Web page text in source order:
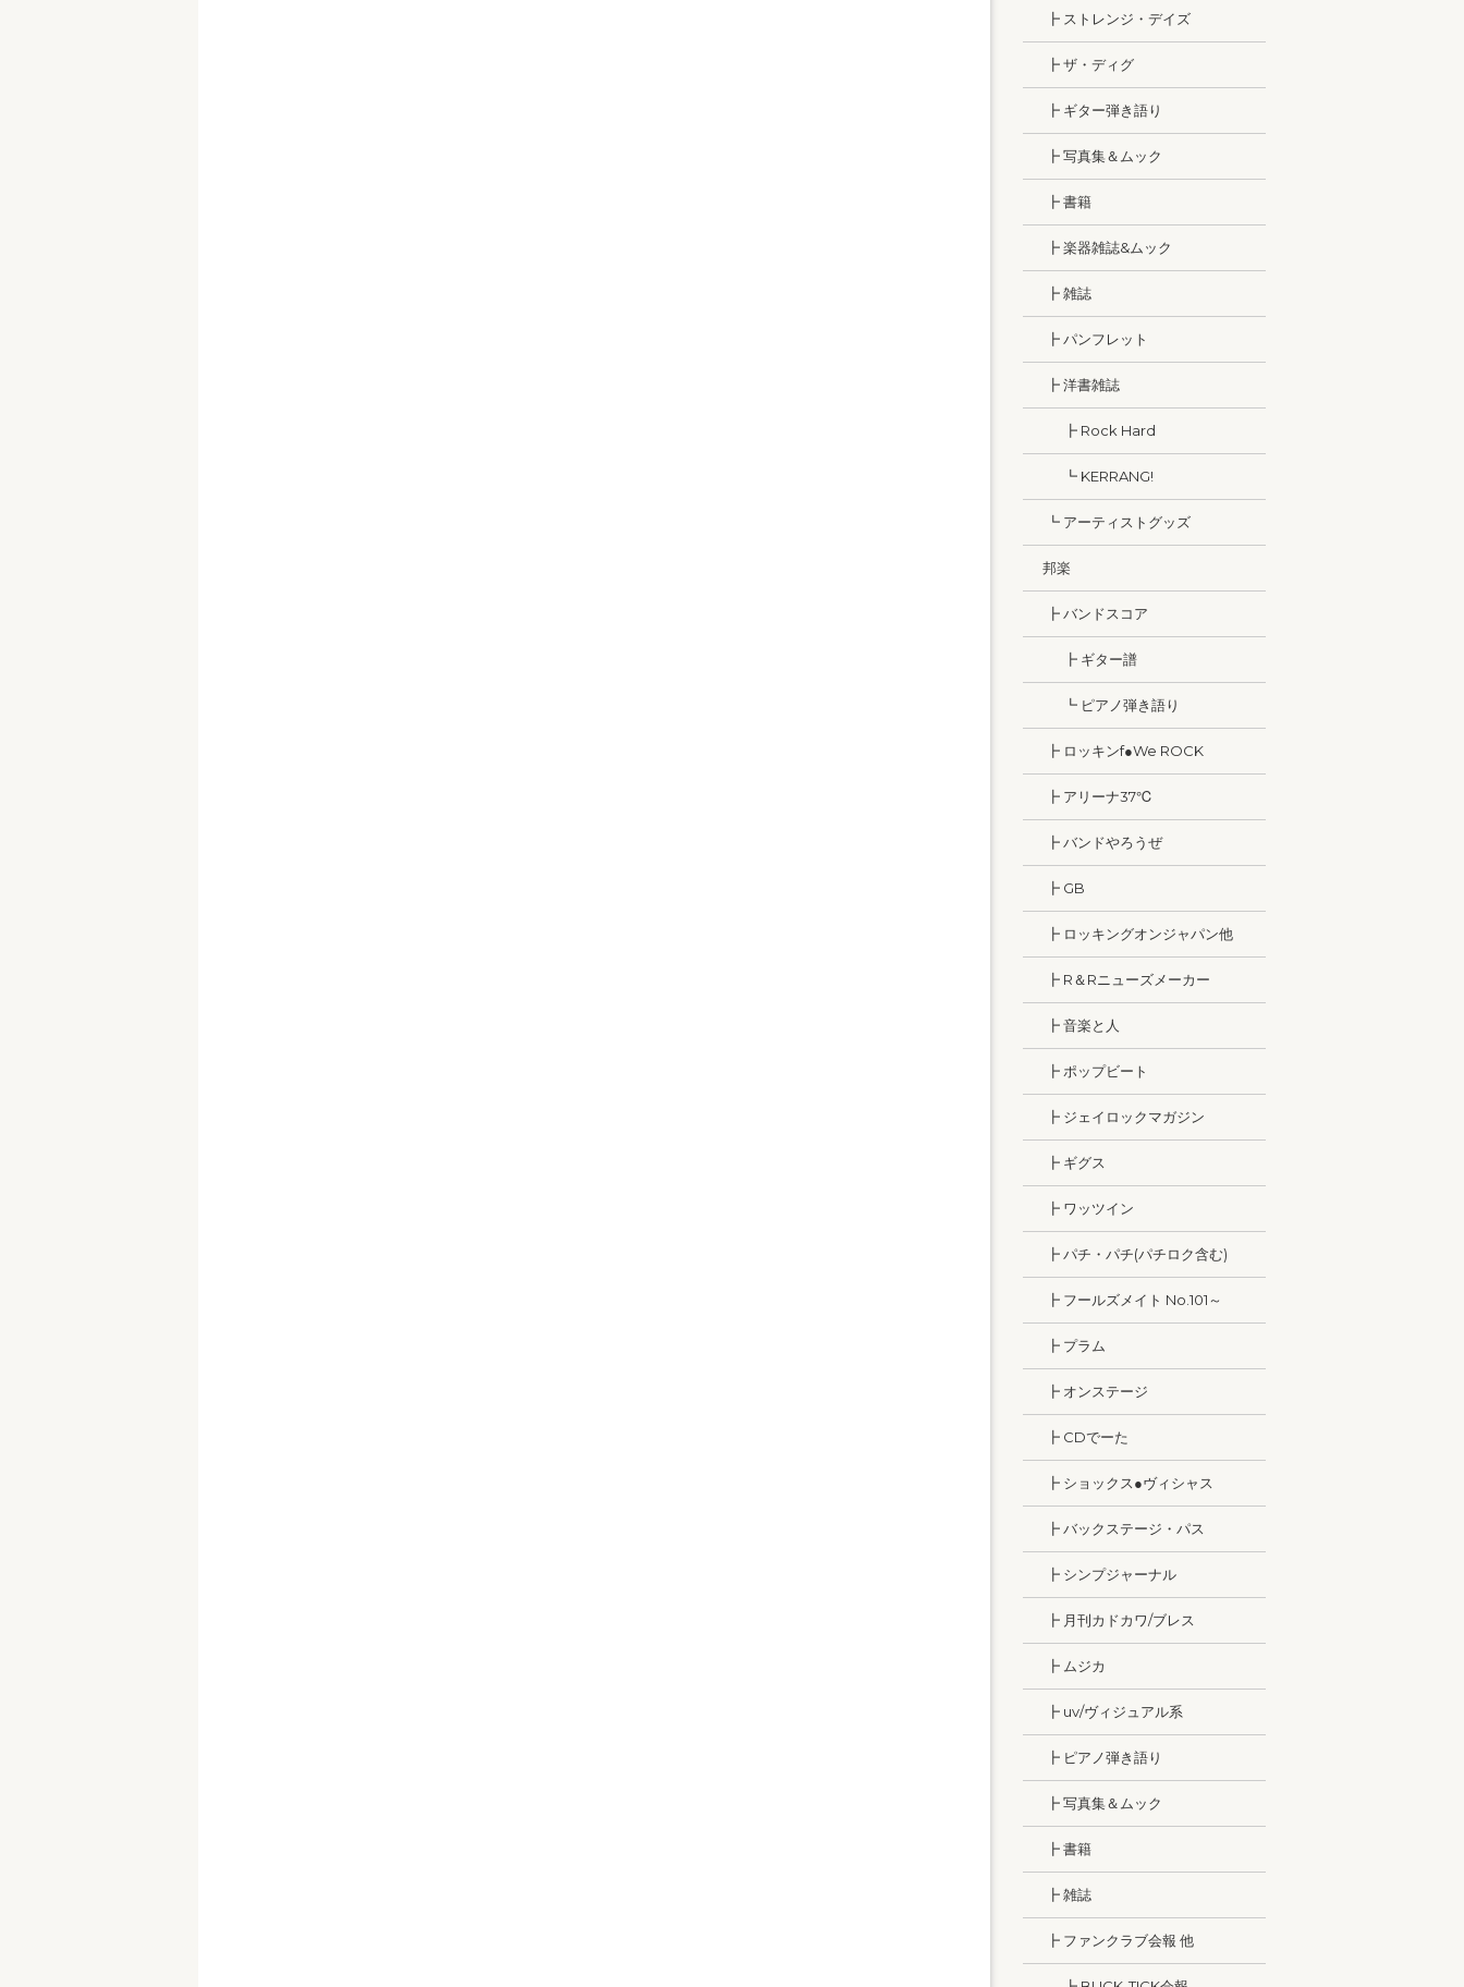
┣ ストレンジ・デイズ
┣ ザ・ディグ
┣ ギター弾き語り
┣ 写真集＆ムック
┣ 書籍
┣ 楽器雑誌&ムック
┣ 雑誌
┣ パンフレット
┣ 洋書雑誌
┣ Rock Hard
┗ KERRANG!
┗ アーティストグッズ
邦楽
┣ バンドスコア
┣ ギター譜
┗ ピアノ弾き語り
┣ ロッキンf●We ROCK
┣ アリーナ37℃
┣ バンドやろうぜ
┣ GB
┣ ロッキングオンジャパン他
┣ R＆Rニューズメーカー
┣ 音楽と人
┣ ポップビート
┣ ジェイロックマガジン
┣ ギグス
┣ ワッツイン
┣ パチ・パチ(パチロク含む)
┣ フールズメイト No.101～
┣ プラム
┣ オンステージ
┣ CDでーた
┣ ショックス●ヴィシャス
┣ バックステージ・パス
┣ シンプジャーナル
┣ 月刊カドカワ/ブレス
┣ ムジカ
┣ uv/ヴィジュアル系
┣ ピアノ弾き語り
┣ 写真集＆ムック
┣ 書籍
┣ 雑誌
┣ ファンクラブ会報 他